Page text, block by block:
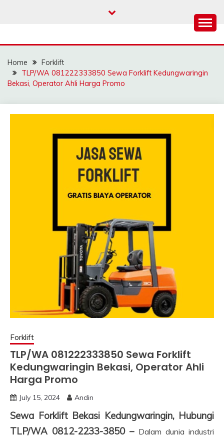
SAHABAT CRANE |
JASA SEWA CRANE |
FORKLIFT | SKYLIFT
Home
Forklift
TLP/WA 081222333850 Sewa Forklift Kedungwaringin
Bekasi, Operator Ahli Harga Promo
Forklift
TLP/WA 081222333850 Sewa Forklift
Kedungwaringin Bekasi, Operator Ahli
Harga Promo
July 15, 2024 Andin
Sewa Forklift Bekasi Kedungwaringin, Hubungi
TLP/WA 0812-2233-3850 – Dalam dunia industri